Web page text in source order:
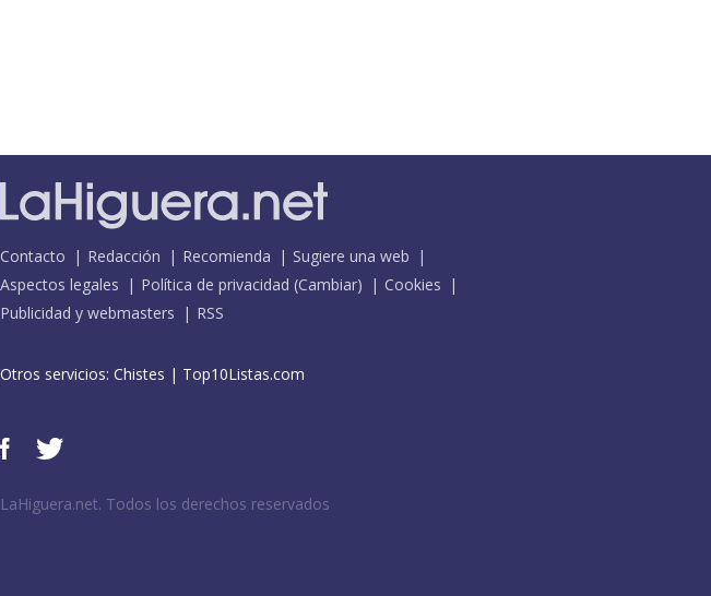
Contacto Redacción Recomienda
Sugiere una web
Aspectos legales
Política de privacidad (Cambiar)
Cookies
Publicidad y webmasters
RSS
Otros servicios: Chistes | Top10Listas.com
LaHiguera.net. Todos los derechos reservados